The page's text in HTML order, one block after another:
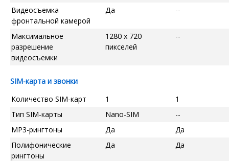
Видеосъемка
фронтальной камерой
Да --
Максимальное
разрешение
видеосъемки
1280 x 720
пикселей
--
SIM-карта и звонки
Количество SIM-карт
1
1
Тип SIM-карты
Nano-SIM
--
MP3-рингтоны
Да
Да
Полифонические
рингтоны
Да Да